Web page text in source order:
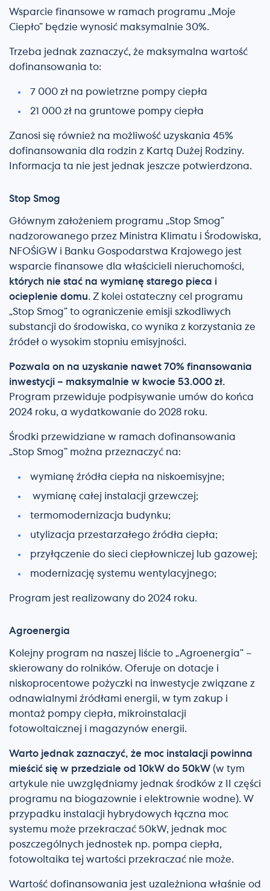
Wsparcie finansowe w ramach programu „Moje
Ciepło” będzie wynosić maksymalnie 30%.
Trzeba jednak zaznaczyć, że maksymalna wartość
dofinansowania to:
7 000 zł na powietrzne pompy ciepła
21 000 zł na gruntowe pompy ciepła
Zanosi się również na możliwość uzyskania 45%
dofinansowania dla rodzin z Kartą Dużej Rodziny.
Informacja ta nie jest jednak jeszcze potwierdzona.
Stop Smog
Głównym założeniem programu „Stop Smog”
nadzorowanego przez Ministra Klimatu i Środowiska,
NFOŚiGW i Banku Gospodarstwa Krajowego jest
wsparcie finansowe dla właścicieli nieruchomości,
których nie stać na wymianę starego pieca i
ocieplenie domu. Z kolei ostateczny cel programu
„Stop Smog” to ograniczenie emisji szkodliwych
substancji do środowiska, co wynika z korzystania ze
źródeł o wysokim stopniu emisyjności.
Pozwala on na uzyskanie nawet 70% finansowania
inwestycji – maksymalnie w kwocie 53.000 zł.
Program przewiduje podpisywanie umów do końca
2024 roku, a wydatkowanie do 2028 roku.
Środki przewidziane w ramach dofinansowania
„Stop Smog” można przeznaczyć na:
wymianę źródła ciepła na niskoemisyjne;
wymianę całej instalacji grzewczej;
termomodernizacja budynku;
utylizacja przestarzałego źródła ciepła;
przyłączenie do sieci ciepłowniczej lub gazowej;
modernizację systemu wentylacyjnego;
Program jest realizowany do 2024 roku.
Agroenergia
Kolejny program na naszej liście to „Agroenergia” –
skierowany do rolników. Oferuje on dotacje i
niskoprocentowe pożyczki na inwestycje związane z
odnawialnymi źródłami energii, w tym zakup i
montaż pompy ciepła, mikroinstalacji
fotowoltaicznej i magazynów energii.
Warto jednak zaznaczyć, że moc instalacji powinna
mieścić się w przedziale od 10kW do 50kW (w tym
artykule nie uwzględniamy jednak środków z II części
programu na biogazownie i elektrownie wodne). W
przypadku instalacji hybrydowych łączna moc
systemu może przekraczać 50kW, jednak moc
poszczególnych jednostek np. pompa ciepła,
fotowoltaika tej wartości przekraczać nie może.
Wartość dofinansowania jest uzależniona właśnie od